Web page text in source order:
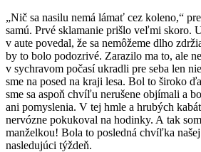
„Nič sa nasilu nemá lámať cez koleno,“
samú. Prvé sklamanie prišlo veľmi skoro.
v aute povedal, že sa nemôžeme dlho
by to bolo podozrivé. Zarazilo ma to, ale
v sychravom počasí ukradli pre seba len
sme na posed na kraji lesa. Bol to široko
sme sa aspoň chvíľu nerušene objímali a
ani pomyslenia. V tej hmle a hrubých
nervózne pokukoval na hodinky. A tak
manželkou! Bola to posledná chvíľka
nasledujúci týždeň.